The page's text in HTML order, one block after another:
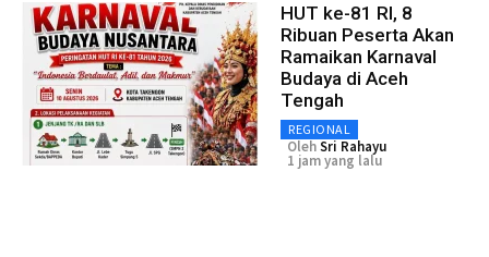
HUT ke-81 RI, 8
Ribuan Peserta Akan
Ramaikan Karnaval
Budaya di Aceh
Tengah
REGIONAL
OlehSri Rahayu
1 jam yang lalu